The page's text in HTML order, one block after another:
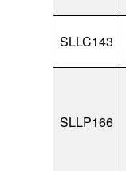
SLLC143
SLLP166